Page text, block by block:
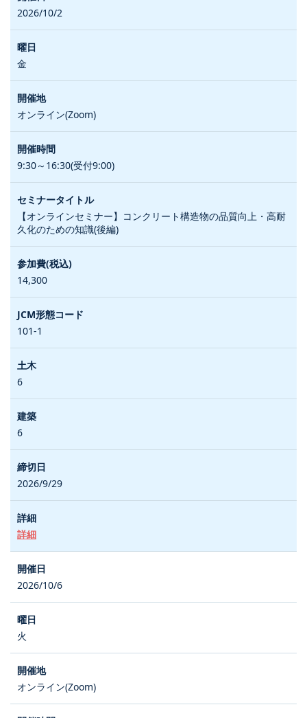
2026/10/2
金
オンライン(Zoom)
9:30～16:30(受付9:00)
【オンラインセミナー】コンクリート構造物の品質向上・高耐
久化のための知識(後編)
14,300
101-1
6
6
2026/9/29
詳細
2026/10/6
火
オンライン(Zoom)